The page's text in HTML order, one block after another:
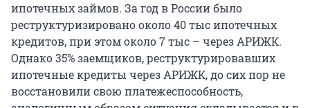
ипотечных займов. За год в России было
реструктуризировано около 40 тыс ипотечных
кредитов, при этом около 7 тыс – через АРИЖК.
Однако 35% заемщиков, реструктурировавших
ипотечные кредиты через АРИЖК, до сих пор не
восстановили свою платежеспособность,